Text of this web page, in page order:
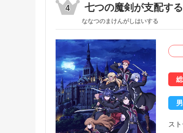
少
直
界
4 七つの魔剣が支配する
ななつのまけんがしはいする
ス